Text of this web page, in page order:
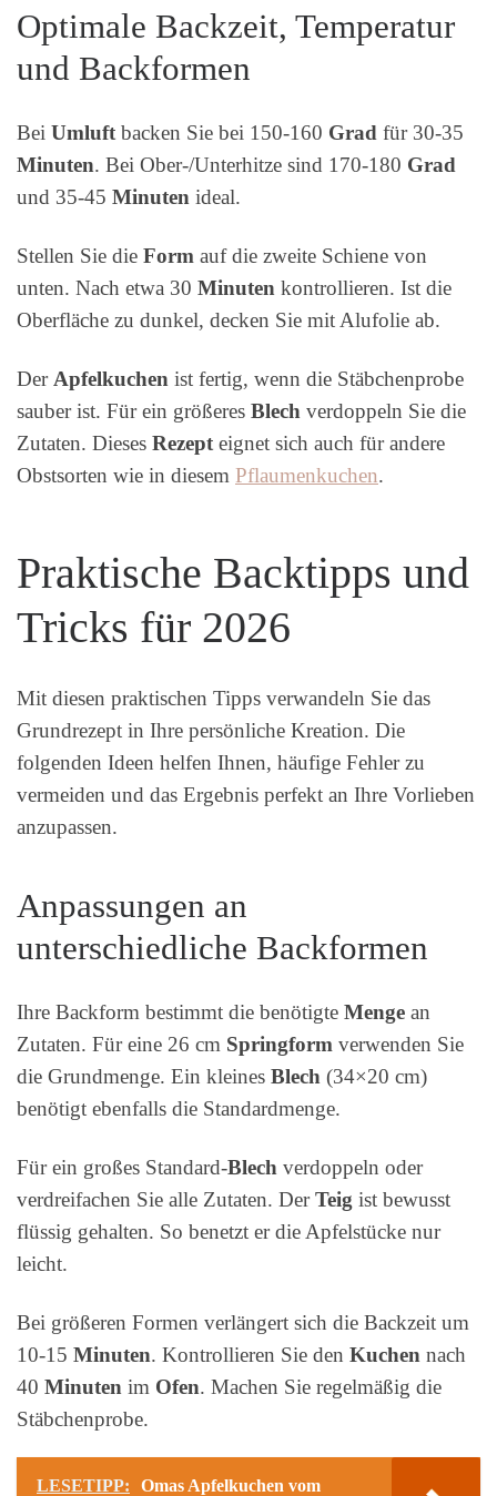
Optimale Backzeit, Temperatur
und Backformen
Bei Umluftbacken Sie bei 150-160 Grad für 30-35
Minuten. Bei Ober-/Unterhitze sind 170-180 Grad
und 35-45 Minuten ideal.
Stellen Sie die Form auf die zweite Schiene von
unten. Nach etwa 30 Minuten kontrollieren. Ist die
Oberfläche zu dunkel, decken Sie mit Alufolie ab.
DerApfelkuchen ist fertig, wenn die Stäbchenprobe
sauber ist. Für ein größeres Blech verdoppeln Sie die
Zutaten. Dieses Rezepteignet sich auch für andere
Obstsorten wie in diesem Pflaumenkuchen.
Praktische Backtipps und
Tricks für 2026
Mit diesen praktischen Tipps verwandeln Sie das
Grundrezept in Ihre persönliche Kreation. Die
folgenden Ideen helfen Ihnen, häufige Fehler zu
vermeiden und das Ergebnis perfekt an Ihre Vorlieben
anzupassen.
Anpassungen an
unterschiedliche Backformen
Ihre Backform bestimmt die benötigte Menge an
Zutaten. Für eine 26 cm Springform verwenden Sie
die Grundmenge. Ein kleines Blech (34×20 cm)
benötigt ebenfalls die Standardmenge.
Für ein großes Standard-Blech verdoppeln oder
verdreifachen Sie alle Zutaten. DerTeig ist bewusst
flüssig gehalten. So benetzt er die Apfelstücke nur
leicht.
Bei größeren Formen verlängert sich die Backzeit um
10-15 Minuten. Kontrollieren Sie den Kuchen nach
40 Minuten im Ofen. Machen Sie regelmäßig die
Stäbchenprobe.
LESETIPP:
Omas Apfelkuchen vom